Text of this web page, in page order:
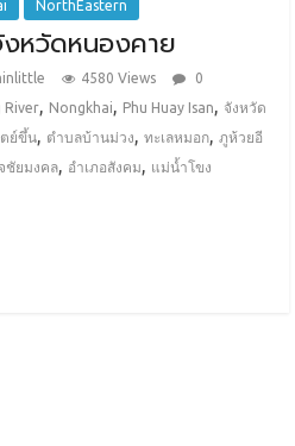
NorthEastern
หวัดหนองคาย
4580 Views
0
River, Nongkhai, Phu Huay Isan, จังหวัด
ย์ขึ้น, ตำบลบ้านม่วง,ทะเลหมอก,ภูห้วยอี
ชัยมงคล, อำเภอสังคม, แม่น้ำโขง